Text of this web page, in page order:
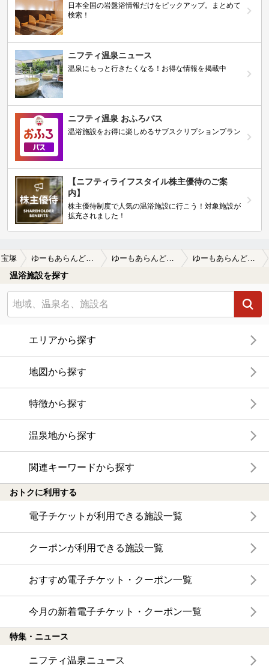
日本全国の岩盤浴情報だけをピックアップ。まとめて
検索！
ニフティ温泉ニュース
温泉にもっと行きたくなる！お得な情報を掲載中
ニフティ温泉 おふろパス
温浴施設をお得に楽しめるサブスクリプションプラン
【ニフティライフスタイル株主優待のご案
内】
株主優待制度で人気の温浴施設に行こう！対象施設が
拡充されました！
宝塚 ゆーもあらんど福栄の口コミ 普通の銭湯ですね
温浴施設を探す
エリアから探す
地図から探す
特徴から探す
温泉地から探す
関連キーワードから探す
おトクに利用する
電子チケットが利用できる施設一覧
クーポンが利用できる施設一覧
おすすめ電子チケット・クーポン一覧
今月の新着電子チケット・クーポン一覧
特集・ニュース
ニフティ温泉ニュース